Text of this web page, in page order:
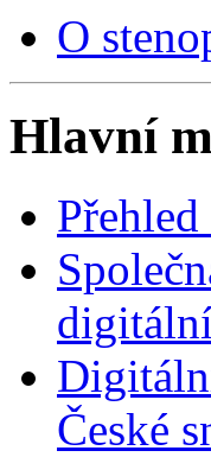
O
Hlavní
Přehled
České